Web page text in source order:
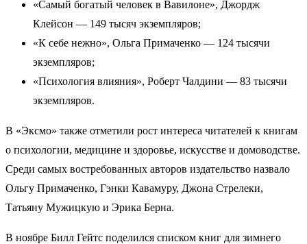
«Самый богатый человек в Вавилоне», Джордж
Клейсон — 149 тысяч экземпляров;
«К себе нежно», Ольга Примаченко — 124 тысячи
экземпляров;
«Психология влияния», Роберт Чалдини — 83 тысячи
экземпляров.
В «Эксмо» также отметили рост интереса читателей к книгам
о психологии, медицине и здоровье, искусстве и домоводстве.
Среди самых востребованных авторов издательство назвало
Ольгу Примаченко, Гэнки Кавамуру, Джона Стрелеки,
Татьяну Мужицкую и Эрика Берна.
В ноябре Билл Гейтс поделился списком книг для зимнего